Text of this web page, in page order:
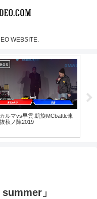
WEBSITE.
ルマvs早雲.凱旋MCbattle東
秋ノ陣2019
」